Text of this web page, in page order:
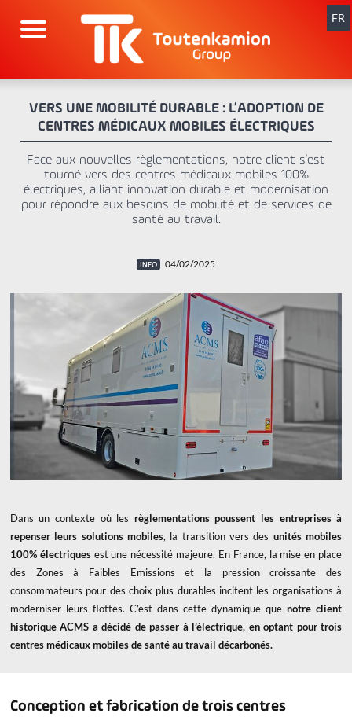
contenu
FR
VERS UNE MOBILITÉ DURABLE : L’ADOPTION DE
CENTRES MÉDICAUX MOBILES ÉLECTRIQUES
Face aux nouvelles règlementations, notre client s'est
tourné vers des centres médicaux mobiles 100%
électriques, alliant innovation durable et modernisation
pour répondre aux besoins de mobilité et de services de
santé au travail.
04/02/2025
Dans un contexte où les règlementations poussent les entreprises à
repenser leurs solutions mobiles, la transition vers des unités mobiles
100% électriquesest une nécessité majeure. En France, la mise en place
des Zones à Faibles Emissions et la pression croissante des
consommateurs pour des choix plus durables incitent les organisations à
moderniser leurs flottes. C’est dans cette dynamique quenotre client
historique ACMS a décidé de passer à l’électrique, en optant pour trois
centres médicaux mobiles de santé au travail décarbonés.
Conception et fabrication de trois centres